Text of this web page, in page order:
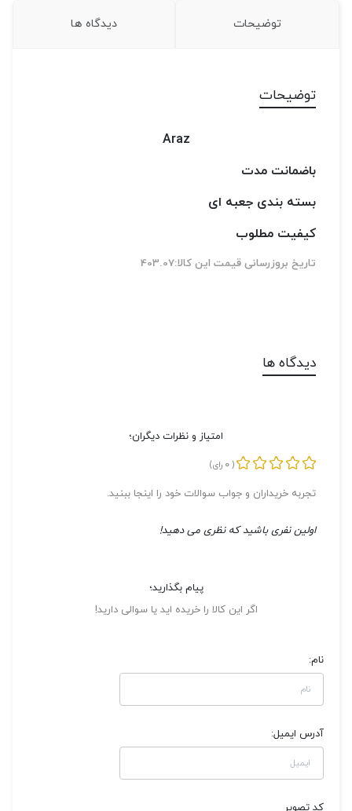
توضیحات دیدگاه ها
توضیحات
Araz
باضمانت مدت
بسته بندی جعبه ای
کیفیت مطلوب
تاریخ بروزرسانی قیمت این کالا:403.07
دیدگاه ها
امتیاز و نظرات دیگران؛
(
0 رای)
تجربه خریداران و جواب سوالات خود را اینجا ببنید.
اولین نفری باشید که نظری می دهید!
پیام بگذارید؛
اگر این کالا را خریده اید یا سوالی دارید!
نام:
آدرس ایمیل:
کد تصویر